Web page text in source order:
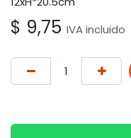
$ 9,75 IVA incluido